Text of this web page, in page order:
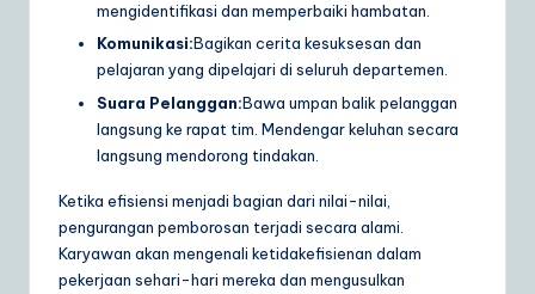
mengidentifikasi dan memperbaiki hambatan.
Komunikasi:Bagikan cerita kesuksesan dan
pelajaran yang dipelajari di seluruh departemen.
Suara Pelanggan:Bawa umpan balik pelanggan
langsung ke rapat tim. Mendengar keluhan secara
langsung mendorong tindakan.
Ketika efisiensi menjadi bagian dari nilai-nilai,
pengurangan pemborosan terjadi secara alami.
Karyawan akan mengenali ketidakefisienan dalam
pekerjaan sehari-hari mereka dan mengusulkan